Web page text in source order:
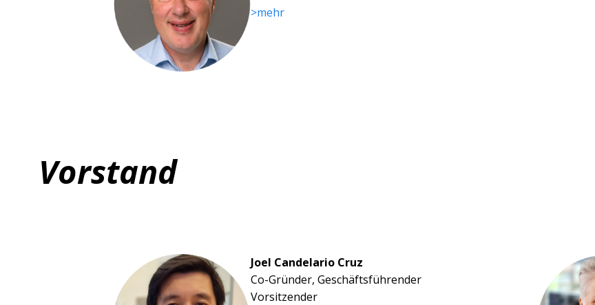
>mehr
Vorstand
Joel Candelario Cruz
Co-Gründer, Geschäftsführender
Vorsitzender